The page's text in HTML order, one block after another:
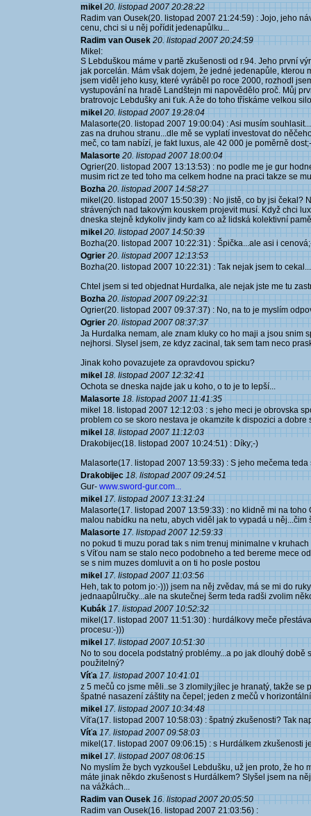
mikel 20. listopad 2007 20:28:22
Radim van Ousek(20. listopad 2007 21:24:59) : Jojo, jeho
cenu, chci si u něj pořídit jedenapůlku...
Radim van Ousek 20. listopad 2007 20:24:59
Mikel:
S Lebduškou máme v partě zkušenosti od r.94. Jeho první
jak porcelán. Mám však dojem, že jedné jedenapůle, kterou
jsem viděl jeho kusy, které vyráběl po roce 2000, rozhodl
vystupování na hradě Landštejn mi napovědělo proč. Můj
bratrovojc Lebdušky ani ťuk. A že do toho třískáme velkou
mikel 20. listopad 2007 19:28:04
Malasorte(20. listopad 2007 19:00:04) : Asi musím
zas na druhou stranu...dle mě se vyplatí investovat do
meč, co tam nabízí, je fakt luxus, ale 42 000 je poměrně
Malasorte 20. listopad 2007 18:00:04
Ogrier(20. listopad 2007 13:13:53) : no podle me je gur
musim rict ze ted toho ma celkem hodne na praci takze se
Bozha 20. listopad 2007 14:58:27
mikel(20. listopad 2007 15:50:39) : No jistě, co by jsi čekal?
strávených nad takovým kouskem projevit musí. Když chci
dneska stejně kdykoliv jindy kam co až lidská kolektivní
mikel 20. listopad 2007 14:50:39
Bozha(20. listopad 2007 10:22:31) : Špička...ale asi i
Ogrier 20. listopad 2007 12:13:53
Bozha(20. listopad 2007 10:22:31) : Tak nejak jsem to
Chtel jsem si ted objednat Hurdalka, ale nejak jste me tu
Bozha 20. listopad 2007 09:22:31
Ogrier(20. listopad 2007 09:37:37) : No, na to je myslím
Ogrier 20. listopad 2007 08:37:37
Ja Hurdalka nemam, ale znam kluky co ho maji a jsou snim
nejhorsi. Slysel jsem, ze kdyz zacinal, tak sem tam neco
Jinak koho povazujete za opravdovou spicku?
mikel 18. listopad 2007 12:32:41
Ochota se dneska najde jak u koho, o to je to lepší...
Malasorte 18. listopad 2007 11:41:35
mikel 18. listopad 2007 12:12:03 : s jeho meci je obrovska
problem co se skoro nestava je okamzite k dispozici a dobre
mikel 18. listopad 2007 11:12:03
Drakobijec(18. listopad 2007 10:24:51) : Díky;-)
Malasorte(17. listopad 2007 13:59:33) : S jeho mečema
Drakobijec 18. listopad 2007 09:24:51
Gur- www.sword-gur.com...
mikel 17. listopad 2007 13:31:24
Malasorte(17. listopad 2007 13:59:33) : no klidně mi na
malou nabídku na netu, abych viděl jak to vypadá u něj...čim
Malasorte 17. listopad 2007 12:59:33
no pokud ti muzu porad tak s nim trenuj minimalne v
s Víťou nam se stalo neco podobneho a ted bereme mece
se s nim muzes domluvit a on ti ho posle postou
mikel 17. listopad 2007 11:03:56
Heh, tak to potom jo:-))) jsem na něj zvědav, má se mi do
jednaapůlručky...ale na skutečnej šerm teda radši zvolim
Kubák 17. listopad 2007 10:52:32
mikel(17. listopad 2007 11:51:30) : hurdálkovy meče
procesu:-)))
mikel 17. listopad 2007 10:51:30
No to sou docela podstatný problémy...a po jak dlouhý době
použitelný?
Víťa 17. listopad 2007 10:41:01
z 5 mečů co jsme měli..se 3 zlomily;jílec je hranatý, takže
špatné nasazení záštity na čepel; jeden z mečů v
mikel 17. listopad 2007 10:34:48
Víťa(17. listopad 2007 10:58:03) : špatný zkušenosti? Tak
Víťa 17. listopad 2007 09:58:03
mikel(17. listopad 2007 09:06:15) : s Hurdálkem zkušenosti
mikel 17. listopad 2007 08:06:15
No myslím že bych vyzkoušel Lebdušku, už jen proto, že ho
máte jinak někdo zkušenost s Hurdálkem? Slyšel jsem na
na vážkách...
Radim van Ousek 16. listopad 2007 20:05:50
Radim van Ousek(16. listopad 2007 21:03:56) :